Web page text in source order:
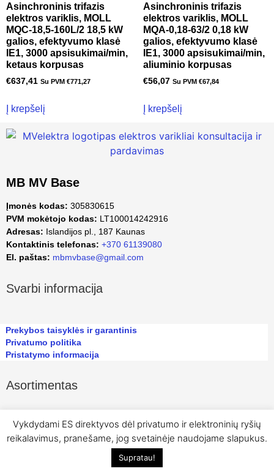
Asinchroninis trifazis
elektros variklis, MOLL
MQC-18,5-160L/2 18,5 kW
galios, efektyvumo klasė
IE1, 3000 apsisukimai/min,
ketaus korpusas
€637,41 Su PVM €771,27
Į krepšelį
Asinchroninis trifazis
elektros variklis, MOLL
MQA-0,18-63/2 0,18 kW
galios, efektyvumo klasė
IE1, 3000 apsisukimai/min,
aliuminio korpusas
€56,07 Su PVM €67,84
Į krepšelį
MB MV Base
Įmonės kodas: 305830615
PVM mokėtojo kodas: LT100014242916
Adresas: Islandijos pl., 187 Kaunas
Kontaktinis telefonas: +370 61139080
El. paštas: mbmvbase@gmail.com
Svarbi informacija
Prekybos taisyklės ir garantinis
Privatumo politika
Pristatymo informacija
Asortimentas
© Visos teisės saugomos MB MV Base 2023
Vykdydami ES direktyvos dėl privatumo ir elektroninių ryšių
reikalavimus, pranešame, jog svetainėje naudojame slapukus.
Supratau!